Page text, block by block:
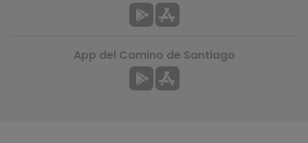
App del Camino de Santiago